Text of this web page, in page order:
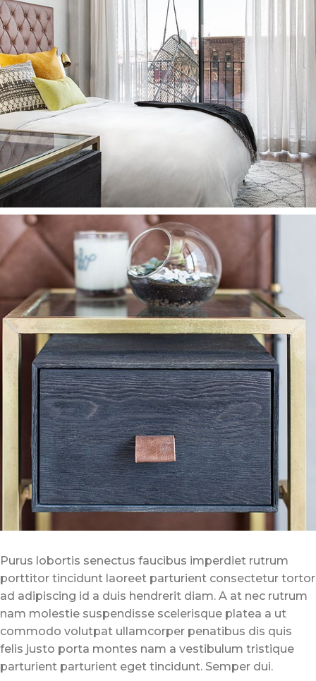
Purus lobortis senectus faucibus imperdiet rutrum
porttitor tincidunt laoreet parturient consectetur tortor
ad adipiscing id a duis hendrerit diam. A at nec rutrum
nam molestie suspendisse scelerisque platea a ut
commodo volutpat ullamcorper penatibus dis quis
felis justo porta montes nam a vestibulum tristique
parturient parturient eget tincidunt. Semper dui.